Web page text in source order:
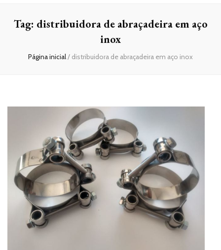
Tag: distribuidora de abraçadeira em aço
inox
Página inicial/ distribuidora de abraçadeira em aço inox